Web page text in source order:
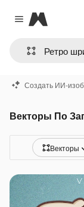
Close menu
Magnific
Создать ИИ-
Векторы По
Векторы